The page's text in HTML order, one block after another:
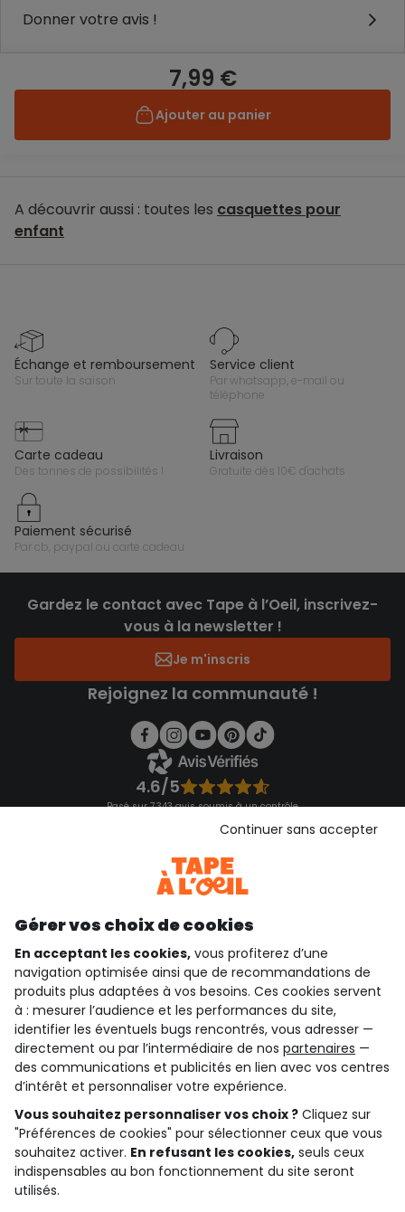
Donner votre avis !
7,99 €
Ajouter au panier
A découvrir aussi : toutes les casquettes pour
enfant
échange et remboursement
sur toute la saison
service client
par whatsapp, e-mail ou
téléphone
carte cadeau
des tonnes de possibilités !
livraison
gratuite dès 10€ d'achats
paiement sécurisé
par cb, paypal ou carte cadeau
Gardez le contact avec Tape à l’Oeil, inscrivez-
vous à la newsletter !
Je m'inscris
Rejoignez la communauté !
4.6/5
Basé sur 7 343 avis soumis à un contrôle
Consulter les CGU
qui sommes-nous ?
besoin d'aide ?
le club fidélité
notre catalogue
Conditions générales de ventes et d'utilisation
Conditions d’utilisation des réseaux sociaux
Politique de confidentialité
Gérer vos choix de cookies
En acceptant les cookies, vous profiterez d’une
navigation optimisée ainsi que de recommandations de
produits plus adaptées à vos besoins. Ces cookies servent
à : mesurer l’audience et les performances du site,
identifier les éventuels bugs rencontrés, vous adresser —
directement ou par l’intermédiaire de nos partenaires —
des communications et publicités en lien avec vos centres
d’intérêt et personnaliser votre expérience.
Vous souhaitez personnaliser vos choix ? Cliquez sur
"Préférences de cookies" pour sélectionner ceux que vous
souhaitez activer. En refusant les cookies, seuls ceux
indispensables au bon fonctionnement du site seront
utilisés.
Continuer sans accepter